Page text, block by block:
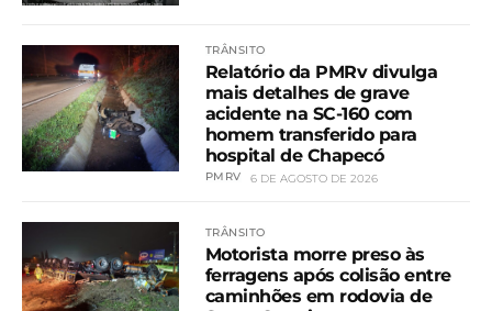
TRÂNSITO
Relatório da PMRv divulga
mais detalhes de grave
acidente na SC-160 com
homem transferido para
hospital de Chapecó
PMRV 6 DE AGOSTO DE 2026
TRÂNSITO
Motorista morre preso às
ferragens após colisão entre
caminhões em rodovia de